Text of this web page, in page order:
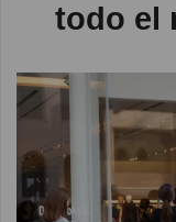
todo el